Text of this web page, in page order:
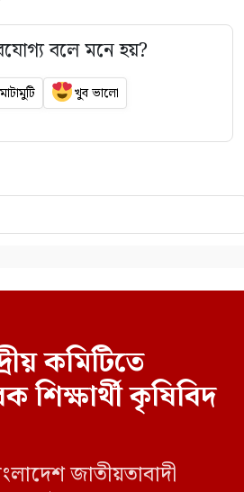
বলে মনে হয়?
খুব ভালো
কমিটিতে
শিক্ষার্থী কৃষিবিদ
জাতীয়তাবাদী